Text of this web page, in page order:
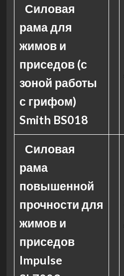
Силовая
рама для
жимов и
приседов (с
зоной работы
с грифом)
Smith BS018
Силовая
рама
повышенной
прочности для
жимов и
приседов
Impulse